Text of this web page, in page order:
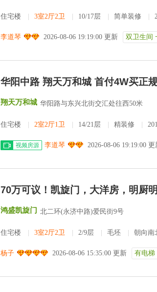
住宅楼 3室2厅2卫 10/17层 简单装修
李道琴 2026-08-06 19:19:00 更新 双卫生间
华阳中路 翔天万和城 首付4W买正
翔天万和城 华阳路与东兴北街交汇处往西50米
住宅楼 2室2厅1卫 14/21层 精装修
视频房源 李道琴 2026-08-06 19:19:00 更
70万可议！凯旋门，大洋房，明厨
鸿盛凯旋门 北二环(永济中路)爱民街9号
住宅楼 3室2厅2卫 2/9层 毛坯 朝向南
杨子 2026-08-06 15:35:00 更新 有电梯